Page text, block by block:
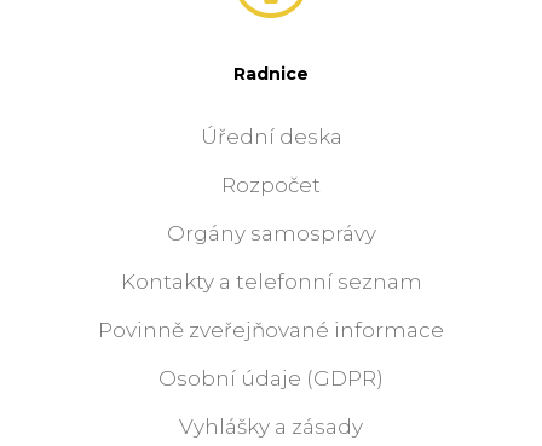
Radnice
Úřední deska
Rozpočet
Orgány samosprávy
Kontakty a telefonní seznam
Povinně zveřejňované informace
Osobní údaje (GDPR)
Vyhlášky a zásady